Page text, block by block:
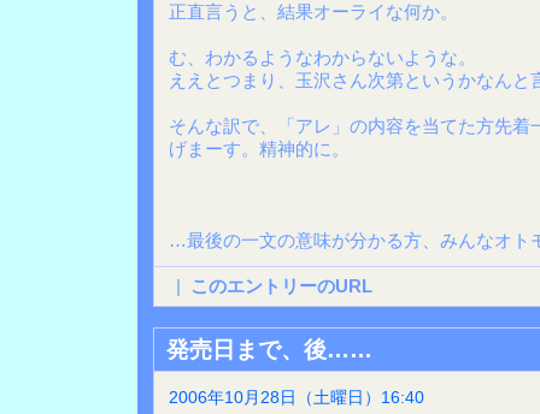
正直言うと、結果オーライな何か。
む、わかるようなわからないような。
ええとつまり、玉沢さん次第というかなん
そんな訳で、「アレ」の内容を当てた方先着
げまーす。精神的に。
…最後の一文の意味が分かる方、みんなオト
| このエントリーのURL
発売日まで、後……
2006年10月28日（土曜日）16:40